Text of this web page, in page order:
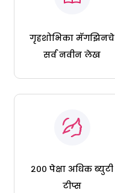
गृहशोभिका मॅगझिनचे
सर्व नवीन लेख
२०० पेक्षा अधिक ब्युटी
टीप्स